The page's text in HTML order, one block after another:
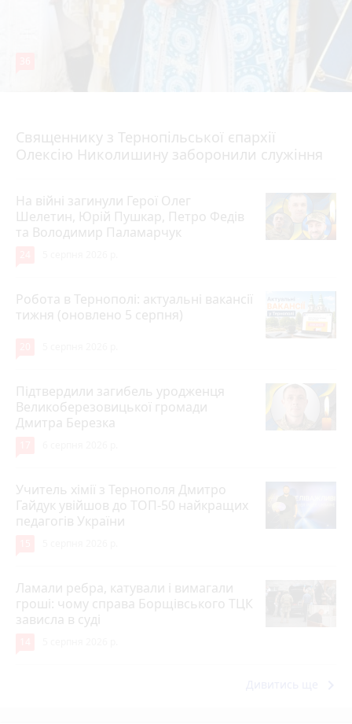
Священнику з Тернопільської єпархії
Олексію Николишину заборонили служіння
На війні загинули Герої Олег
Шелетин, Юрій Пушкар, Петро Федів
та Володимир Паламарчук
Робота в Тернополі: актуальні вакансії
тижня (оновлено 5 серпня)
Підтвердили загибель уродженця
Великоберезовицької громади
Дмитра Березка
Учитель хімії з Тернополя Дмитро
Гайдук увійшов до ТОП-50 найкращих
педагогів України
Ламали ребра, катували і вимагали
гроші: чому справа Борщівського ТЦК
зависла в суді